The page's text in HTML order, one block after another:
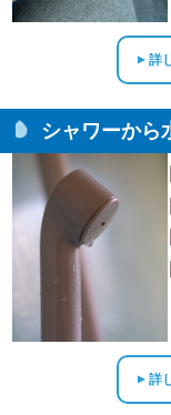
▲詳
シャワーから
▲詳